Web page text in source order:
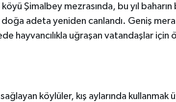
Şimalbey mezrasında, bu yıl baharın
adeta yeniden canlandı. Geniş
hayvancılıkla uğraşan vatandaşlar için
köylüler, kış aylarında kullanmak